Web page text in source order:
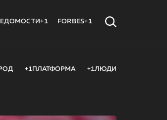
FORBES+1
+1ПЛАТФОРМА +1ЛЮДИ